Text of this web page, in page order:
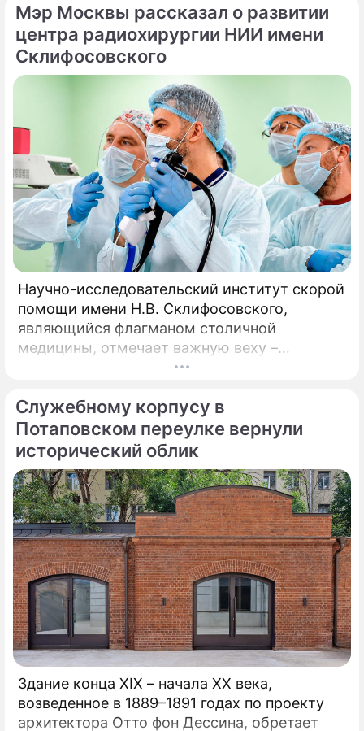
начинают работу на столичных бульварах в
рамках масштабного городского проекта
«Лето в Москве».
Мэр Москвы рассказал о развитии
центра радиохирургии НИИ имени
Склифосовского
Научно-исследовательский институт скорой
помощи имени Н.В. Склифосовского,
являющийся флагманом столичной
медицины, отмечает важную веху –
десятилетие работы Центра радиохирургии.
не только стало уникальной точкой на карте
московского здравоохранения, но и
превратилось в надежду для тысяч
пациентов со всей страны.
Служебному корпусу в
Потаповском переулке вернули
исторический облик
Здание конца XIX – начала XX века,
возведенное в 1889–1891 годах по проекту
архитектора Отто фон Дессина, обретает